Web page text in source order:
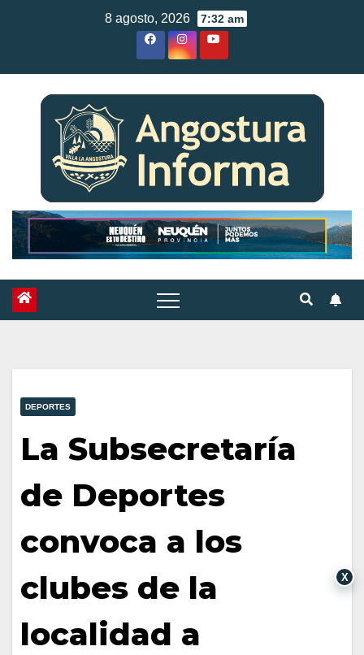
8 agosto, 2026 7:32 am
DEPORTES
La Subsecretaría
de Deportes
convoca a los
clubes de la
localidad a
X